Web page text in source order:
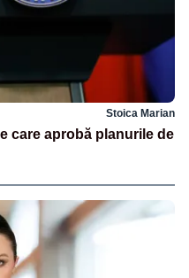
Stoica Marian
care aprobă planurile de